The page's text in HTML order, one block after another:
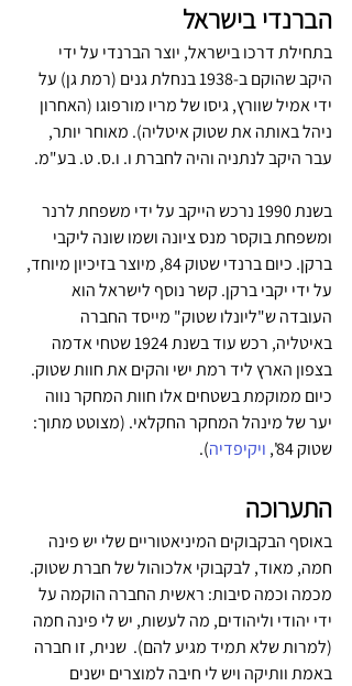
הברנדי בישראל
בתחילת דרכו בישראל, יוצר הברנדי על ידי
היקב שהוקם ב-1938 בנחלת גנים (רמת גן) על
ידי אמיל שוורץ, גיסו של מריו מורפוגו (האחרון
ניהל באותה את שטוק איטליה). מאוחר יותר,
עבר היקב לנתניה והיה לחברת ו. ו.ס. ט. בע"מ.
בשנת 1990 נרכש הייקב על ידי משפחת לרנר
ומשפחת בוקסר מנס ציונה ושמו שונה ליקבי
ברקן. כיום ברנדי שטוק 84, מיוצר בזיכיון מיוחד,
על ידי יקבי ברקן. קשר נוסף לישראל הוא
העובדה ש"ליונלו שטוק" מייסד החברה
באיטליה, רכש עוד בשנת 1924 שטחי אדמה
בצפון הארץ ליד רמת ישי והקים את חוות שטוק.
כיום ממוקמת בשטחים אלו חוות המחקר נווה
יער של מינהל המחקר החקלאי. (מצוטט מתוך:
שטוק 84',
ויקיפדיה).
התערוכה
באוסף הבקבוקים המיניאטוריים שלי יש פינה
חמה, מאוד, לבקבוקי אלכוהול של חברת שטוק.
מכמה וכמה סיבות: ראשית החברה הוקמה על
ידי יהודי וליהודים, מה לעשות, יש לי פינה חמה
(למרות שלא תמיד מגיע להם).  שנית, זו חברה
באמת וותיקה ויש לי חיבה למוצרים ישנים